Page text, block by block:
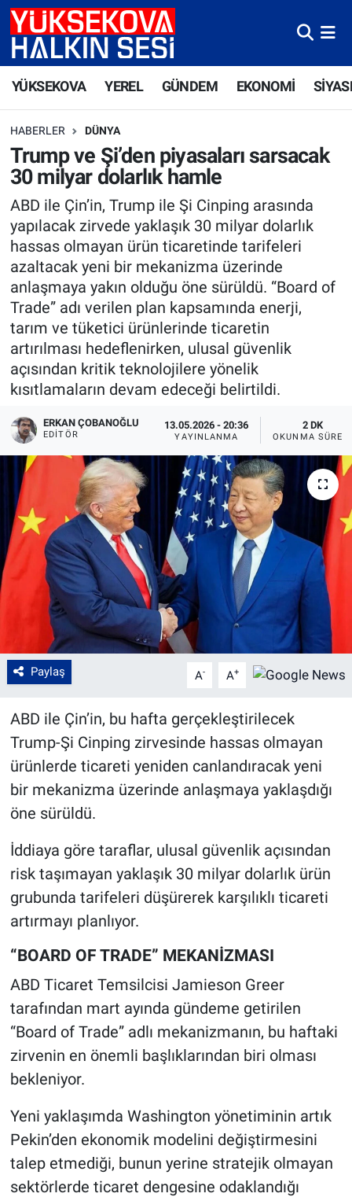
YÜKSEKOVA YEREL GÜNDEM EKONOMİ
HABERLER DÜNYA
Trump ve Şi’den piyasaları sarsacak
30 milyar dolarlık hamle
ABD ile Çin’in, Trump ile Şi Cinping arasında
yapılacak zirvede yaklaşık 30 milyar dolarlık
hassas olmayan ürün ticaretinde tarifeleri
azaltacak yeni bir mekanizma üzerinde
anlaşmaya yakın olduğu öne sürüldü. “Board of
Trade” adı verilen plan kapsamında enerji,
tarım ve tüketici ürünlerinde ticaretin
artırılması hedeflenirken, ulusal güvenlik
açısından kritik teknolojilere yönelik
kısıtlamaların devam edeceği belirtildi.
ERKAN ÇOBANOĞLU
EDITÖR
13.05.2026 - 20:36
YAYINLANMA
2 DK
OKUNMA SÜRESI
Paylaş A- A+
ABD ile Çin’in, bu hafta gerçekleştirilecek
Trump-Şi Cinping zirvesinde hassas olmayan
ürünlerde ticareti yeniden canlandıracak yeni
bir mekanizma üzerinde anlaşmaya yaklaşdığı
öne sürüldü.
İddiaya göre taraflar, ulusal güvenlik açısından
risk taşımayan yaklaşık 30 milyar dolarlık ürün
grubunda tarifeleri düşürerek karşılıklı ticareti
artırmayı planlıyor.
“BOARD OF TRADE” MEKANİZMASI
ABD Ticaret Temsilcisi Jamieson Greer
tarafından mart ayında gündeme getirilen
“Board of Trade” adlı mekanizmanın, bu haftaki
zirvenin en önemli başlıklarından biri olması
bekleniyor.
Yeni yaklaşımda Washington yönetiminin artık
Pekin’den ekonomik modelini değiştirmesini
talep etmediği, bunun yerine stratejik olmayan
sektörlerde ticaret dengesine odaklandığı
Yüksekova Nöbetçi Eczaneler
Süper Lig Puan Durumu ve Fikstür
Tüm Manşetler
Son Dakika Haberleri
Haber Arşivi